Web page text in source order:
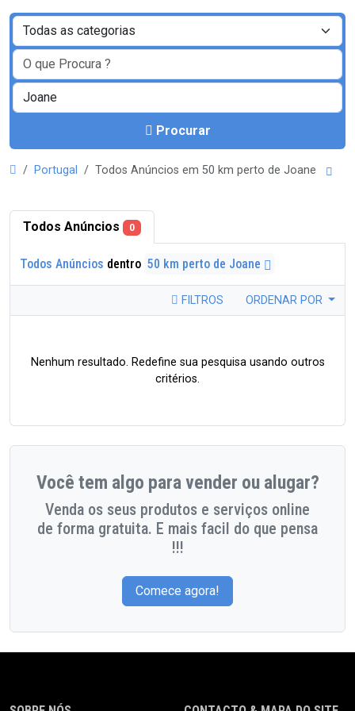
Procurar
Portugal Todos Anúncios em 50 km perto de Joane
Todos Anúncios 0
Todos Anúncios dentro 50 km perto de Joane
FILTROS ORDENAR POR
Nenhum resultado. Redefine sua pesquisa usando outros
critérios.
Você tem algo para vender ou alugar?
Venda os seus produtos e serviços online
de forma gratuita. E mais facil do que pensa
!!!
Comece agora!